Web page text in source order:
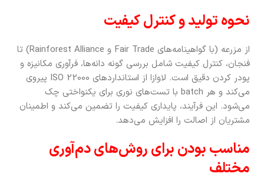
نحوه تولید و کنترل کیفیت
از مزرعه (با گواهینامه‌های Fair Trade و Rainforest Alliance) تا
فنجان، کنترل کیفیت شامل بررسی گونه دانه‌ها، فرآوری مکانیزه و
پودر کردن دقیق است. لاوازا از استانداردهای ISO 22000 پیروی
می‌کند و هر batch با تست‌های نوری برای یکنواختی چک
می‌شود. این فرآیند، پایداری کیفیت را تضمین می‌کند و اطمینان
مشتریان از اصالت را افزایش می‌دهد.
مناسب بودن برای روش‌های دم‌آوری
مختلف